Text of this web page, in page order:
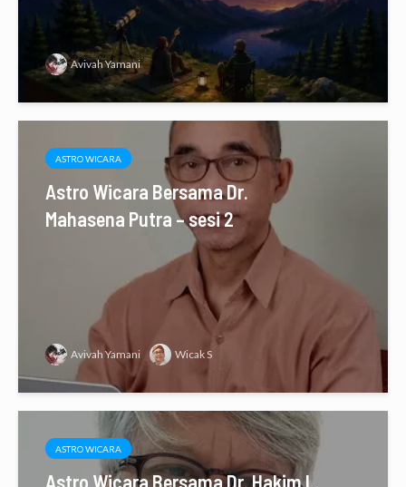
Avivah Yamani
ASTRO WICARA
Astro Wicara Bersama Dr.
Mahasena Putra – sesi 2
Avivah Yamani Wicak S
ASTRO WICARA
Astro Wicara Bersama Dr. Hakim L.